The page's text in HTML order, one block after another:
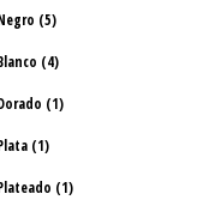
(5)
(4)
(1)
(1)
(1)